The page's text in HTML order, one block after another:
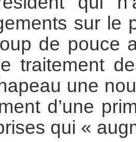
sur le
de pouce
traitement
une
d’une
qui «